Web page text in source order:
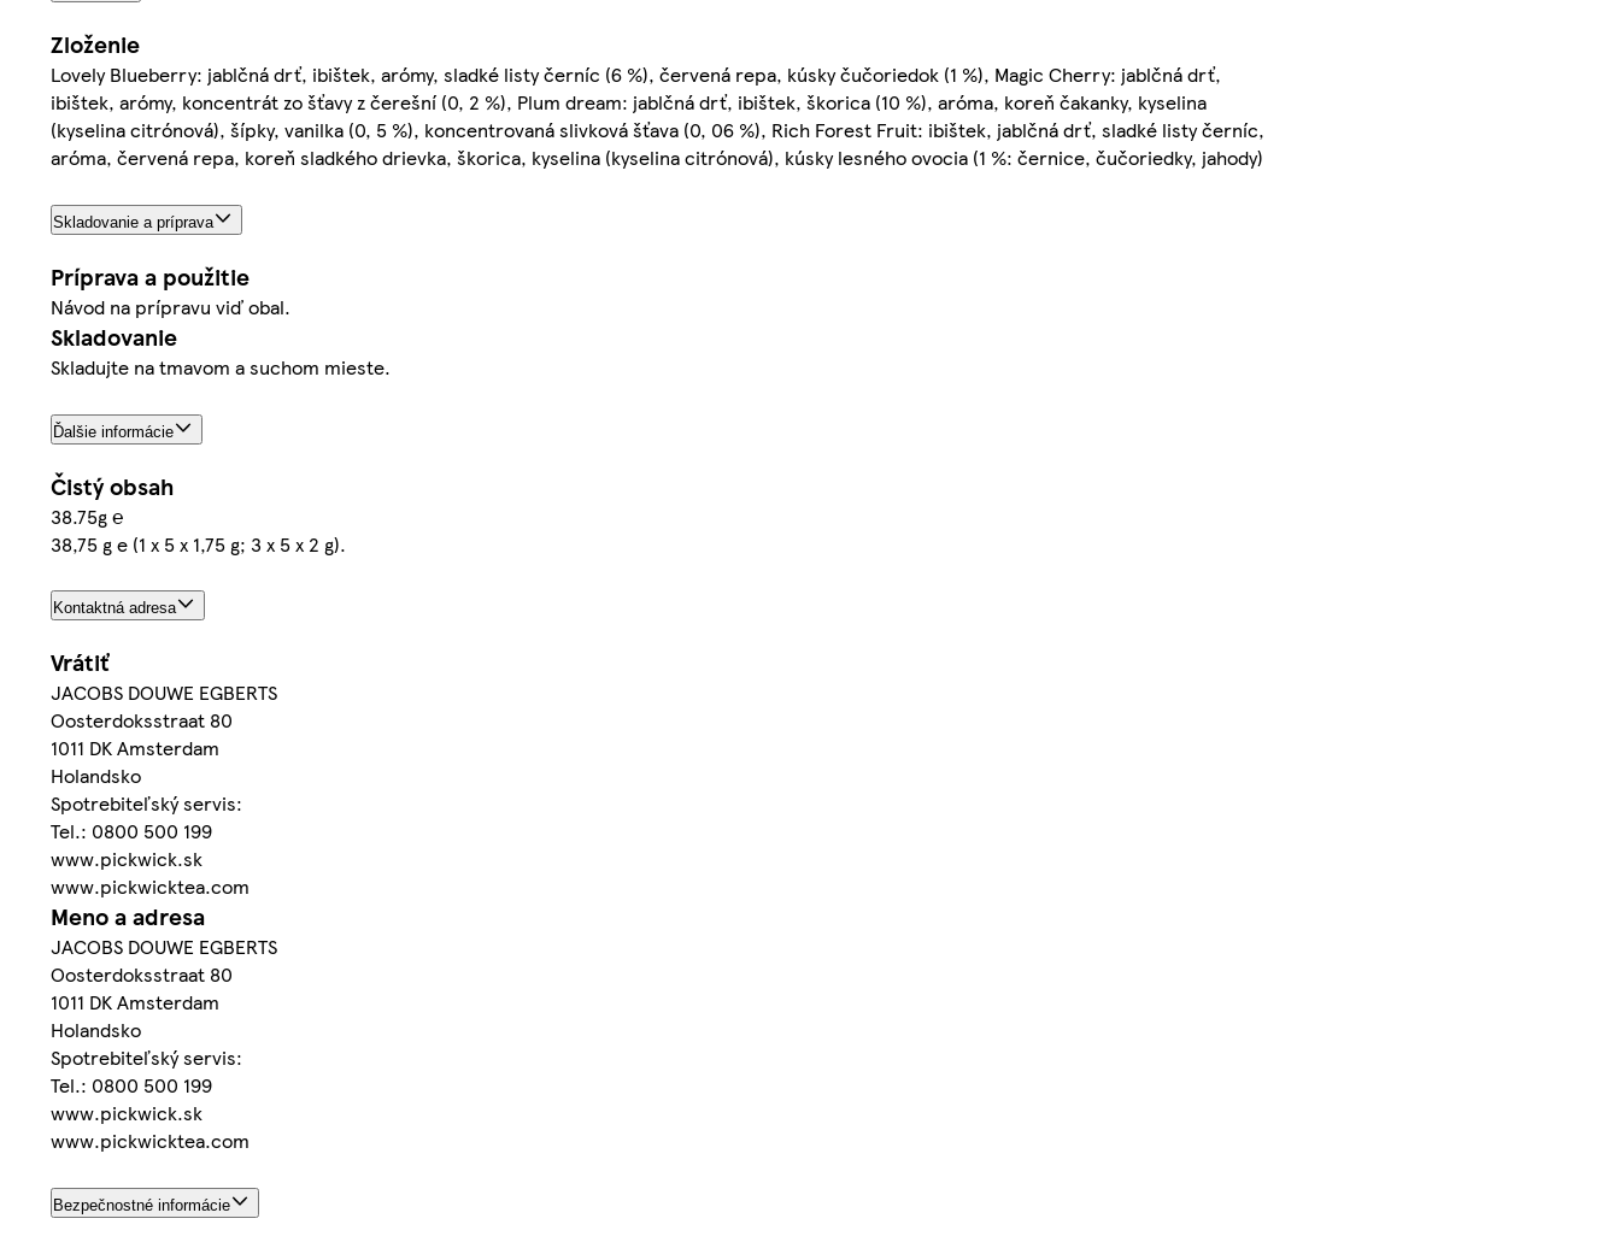
Zloženie
Lovely Blueberry: jablčná drť, ibištek, arómy, sladké listy černíc (6 %), červená repa, kúsky čučoriedok (1 %), Magic Cherry: jablčná drť,
ibištek, arómy, koncentrát zo šťavy z čerešní (0, 2 %), Plum dream: jablčná drť, ibištek, škorica (10 %), aróma, koreň čakanky, kyselina
(kyselina citrónová), šípky, vanilka (0, 5 %), koncentrovaná slivková šťava (0, 06 %), Rich Forest Fruit: ibištek, jablčná drť, sladké listy černíc,
aróma, červená repa, koreň sladkého drievka, škorica, kyselina (kyselina citrónová), kúsky lesného ovocia (1 %: černice, čučoriedky, jahody)
Skladovanie a príprava
Príprava a použitie
Návod na prípravu viď obal.
Skladovanie
Skladujte na tmavom a suchom mieste.
Ďalšie informácie
Čistý obsah
38.75g ℮
38,75 g e (1 x 5 x 1,75 g; 3 x 5 x 2 g).
Kontaktná adresa
Vrátiť
JACOBS DOUWE EGBERTS
Oosterdoksstraat 80
1011 DK Amsterdam
Holandsko
Spotrebiteľský servis:
Tel.: 0800 500 199
www.pickwick.sk
www.pickwicktea.com
Meno a adresa
JACOBS DOUWE EGBERTS
Oosterdoksstraat 80
1011 DK Amsterdam
Holandsko
Spotrebiteľský servis:
Tel.: 0800 500 199
www.pickwick.sk
www.pickwicktea.com
Bezpečnostné informácie